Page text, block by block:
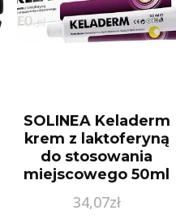
SOLINEA Keladerm
krem z laktoferyną
do stosowania
miejscowego 50ml
34,07zł